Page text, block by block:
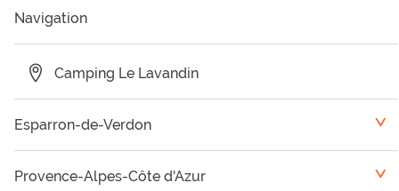
Navigation
Camping Le Lavandin
Esparron-de-Verdon <
Provence-Alpes-Côte d'Azur <